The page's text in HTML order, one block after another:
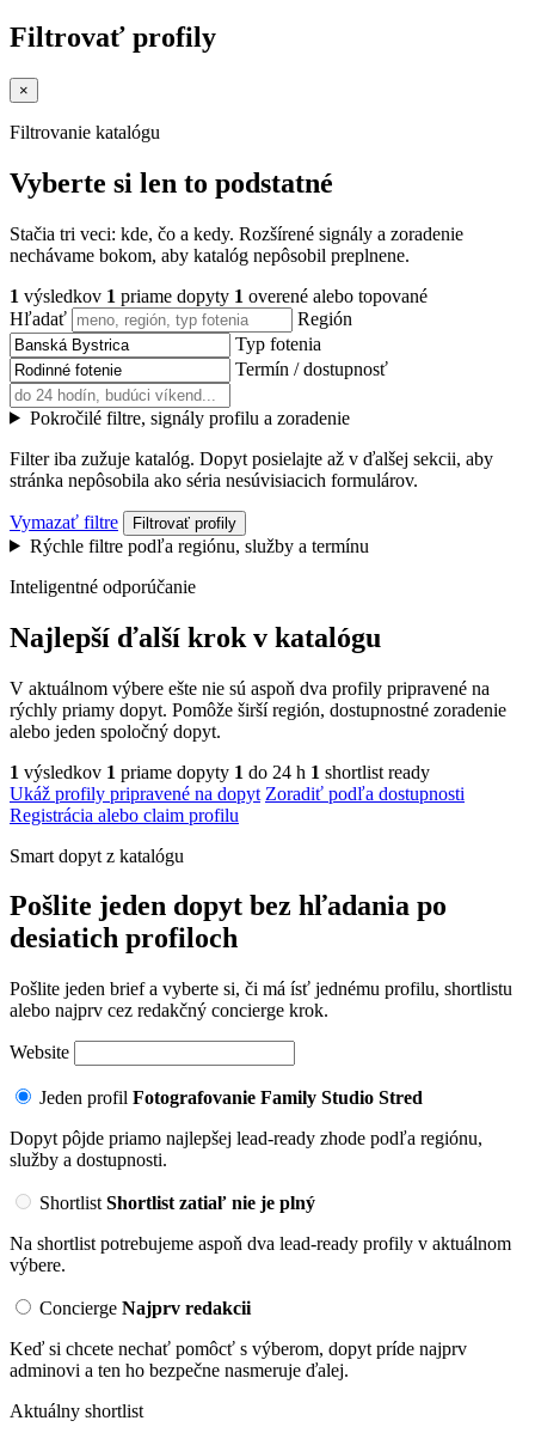
Filtrovať profily
×
Filtrovanie katalógu
Vyberte si len to podstatné
Stačia tri veci: kde, čo a kedy. Rozšírené signály a zoradenie
nechávame bokom, aby katalóg nepôsobil preplnene.
1 výsledkov 1 priame dopyty 1 overené alebo topované
Hľadať
Región
Typ fotenia
Termín / dostupnosť
Pokročilé filtre, signály profilu a zoradenie
Filter iba zužuje katalóg. Dopyt posielajte až v ďalšej sekcii, aby
stránka nepôsobila ako séria nesúvisiacich formulárov.
Vymazať filtre Filtrovať profily
Rýchle filtre podľa regiónu, služby a termínu
Inteligentné odporúčanie
Najlepší ďalší krok v katalógu
V aktuálnom výbere ešte nie sú aspoň dva profily pripravené na
rýchly priamy dopyt. Pomôže širší región, dostupnostné zoradenie
alebo jeden spoločný dopyt.
1 výsledkov 1 priame dopyty 1 do 24 h 1 shortlist ready
Ukáž profily pripravené na dopyt Zoradiť podľa dostupnosti
Registrácia alebo claim profilu
Smart dopyt z katalógu
Pošlite jeden dopyt bez hľadania po
desiatich profiloch
Pošlite jeden brief a vyberte si, či má ísť jednému profilu, shortlistu
alebo najprv cez redakčný concierge krok.
Website
Jeden profil Fotografovanie Family Studio Stred
Dopyt pôjde priamo najlepšej lead-ready zhode podľa regiónu,
služby a dostupnosti.
Shortlist Shortlist zatiaľ nie je plný
Na shortlist potrebujeme aspoň dva lead-ready profily v aktuálnom
výbere.
Concierge Najprv redakcii
Keď si chcete nechať pomôcť s výberom, dopyt príde najprv
adminovi a ten ho bezpečne nasmeruje ďalej.
Aktuálny shortlist